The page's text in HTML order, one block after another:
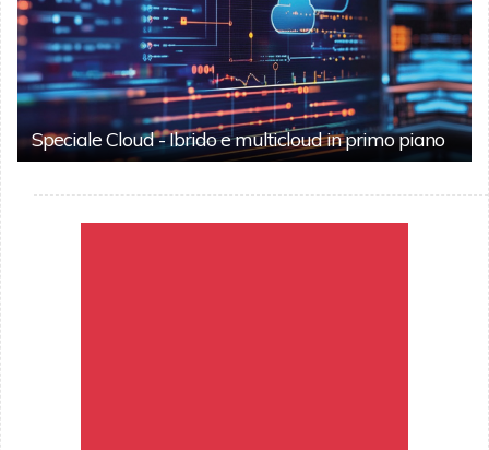
Speciale Cloud - Ibrido e multicloud in primo piano